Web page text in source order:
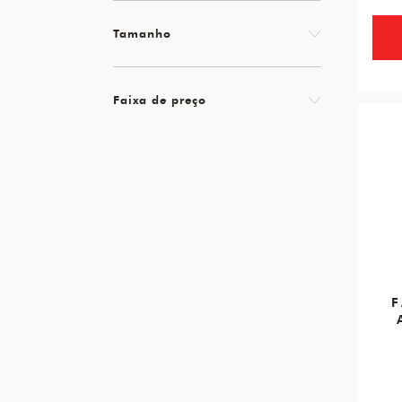
Tamanho
Faixa de preço